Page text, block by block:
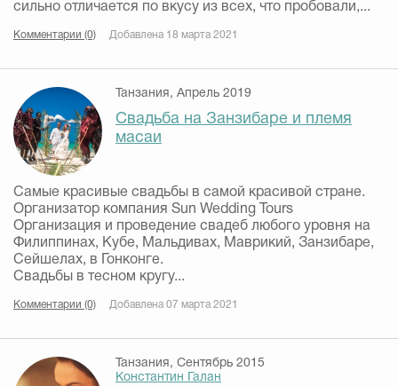
сильно отличается по вкусу из всех, что пробовали,...
Комментарии (0) Добавлена 18 марта 2021
Танзания, Апрель 2019
Свадьба на Занзибаре и племя
масаи
Самые красивые свадьбы в самой красивой стране.
Организатор компания Sun Wedding Tours
Организация и проведение свадеб любого уровня на
Филиппинах, Кубе, Мальдивах, Маврикий, Занзибаре,
Сейшелах, в Гонконге.
Свадьбы в тесном кругу...
Комментарии (0) Добавлена 07 марта 2021
Танзания, Сентябрь 2015
Константин Галан